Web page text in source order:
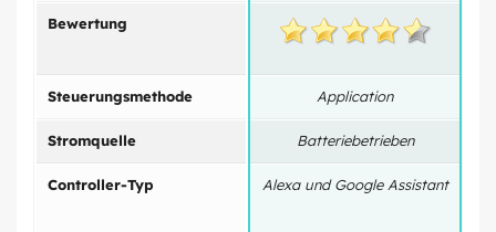
Bewertung
Steuerungsmethode
Stromquelle
Controller-Typ
Application
Batteriebetrieben
Alexa und Google Assistant